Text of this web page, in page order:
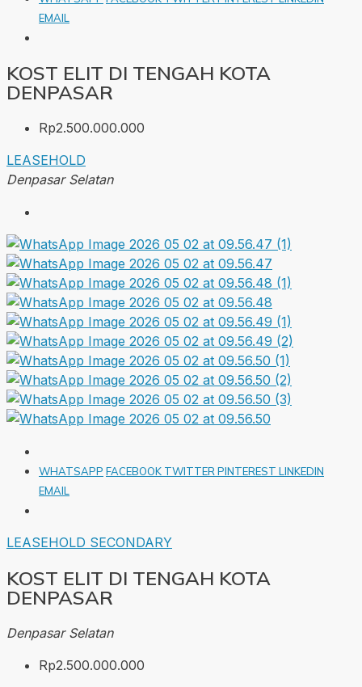
EMAIL
KOST ELIT DI TENGAH KOTA
DENPASAR
Rp2.500.000.000
LEASEHOLD
Denpasar Selatan
WHATSAPP FACEBOOK TWITTERPINTEREST LINKEDIN
EMAIL
LEASEHOLD SECONDARY
KOST ELIT DI TENGAH KOTA
DENPASAR
Denpasar Selatan
Rp2.500.000.000